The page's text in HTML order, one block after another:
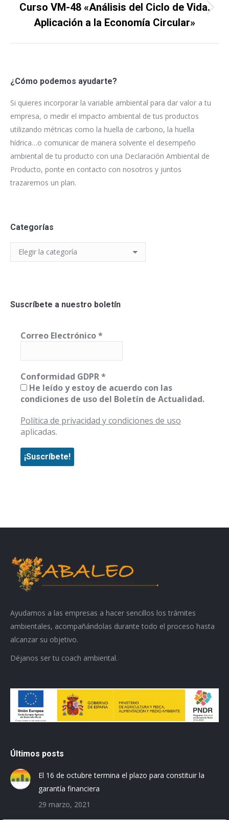
Proyecto
siguiente
Curso VM-48 «Análisis del Ciclo de Vida.
Aplicación a la Economía Circular»
¿Cómo podemos ayudarte?
Si quieres incorporar la variable ambiental para dar valor a tu
empresa, o medir el impacto ambiental de tus productos
utilizando métricas como la huella de carbono, la huella
hídrica…o comunicar de manera solvente el desempeño
ambiental de tu producto con una Declaración Ambiental de
Producto, ponte en contacto con nosotros y juntos
trazaremos un plan.
Categorías
Categorías
Suscríbete a nuestro boletín
Correo Electrónico*
Conformidad GDPR*
He leído y estoy de acuerdo con las
condiciones de uso del Boletín de Actualidad.
Política de privacidad y condiciones de uso
aplicadas.
Ayudamos a las empresas a hacer sencillos los trámites
ambientales, acompañándolas durante todo el proceso hasta
alcanzar su objetivo.
Déjanos ser tu coach ambiental.
Últimos posts
El 16 de octubre termina el plazo para constituir la
garantía financiera
29 marzo, 2021